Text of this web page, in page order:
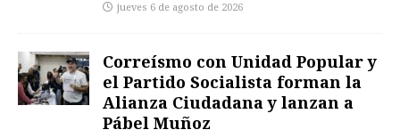
jueves 6 de agosto de 2026
Correísmo con Unidad Popular y
el Partido Socialista forman la
Alianza Ciudadana y lanzan a
Pábel Muñoz